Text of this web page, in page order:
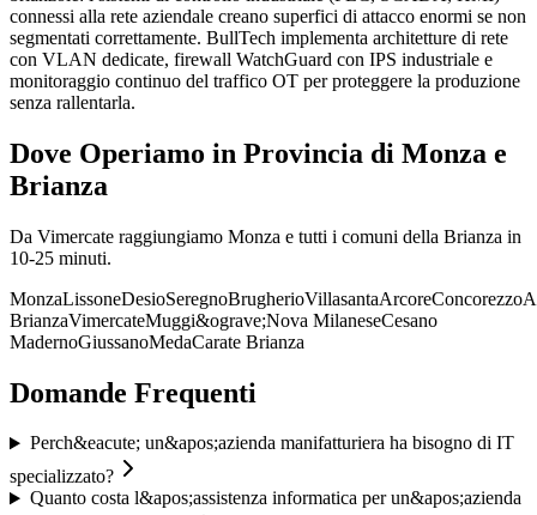
connessi alla rete aziendale creano superfici di attacco enormi se non
segmentati correttamente. BullTech implementa architetture di rete
con VLAN dedicate, firewall WatchGuard con IPS industriale e
monitoraggio continuo del traffico OT per proteggere la produzione
senza rallentarla.
Dove Operiamo in Provincia di Monza e
Brianza
Da Vimercate raggiungiamo Monza e tutti i comuni della Brianza in
10-25 minuti.
MonzaLissoneDesioSeregnoBrugherioVillasantaArcoreConcorezzo
BrianzaVimercateMuggi&ograve;Nova MilaneseCesano
MadernoGiussanoMedaCarate Brianza
Domande Frequenti
Perch&eacute; un&apos;azienda manifatturiera ha bisogno di IT
specializzato?
Quanto costa l&apos;assistenza informatica per un&apos;azienda